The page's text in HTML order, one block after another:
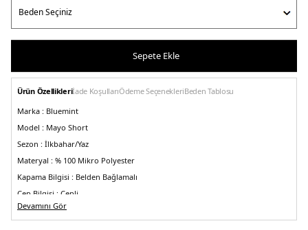
Sepete Ekle
Ürün Özellikleriİade KoşullarıÖdeme SeçenekleriBeden Tablosu
Marka : Bluemint
Model : Mayo Short
Sezon : İlkbahar/Yaz
Materyal : % 100 Mikro Polyester
Kapama Bilgisi : Belden Bağlamalı
Cep Bilgisi : Cepli
Kalıp Bilgisi :Regular Fit
Devamını Gör